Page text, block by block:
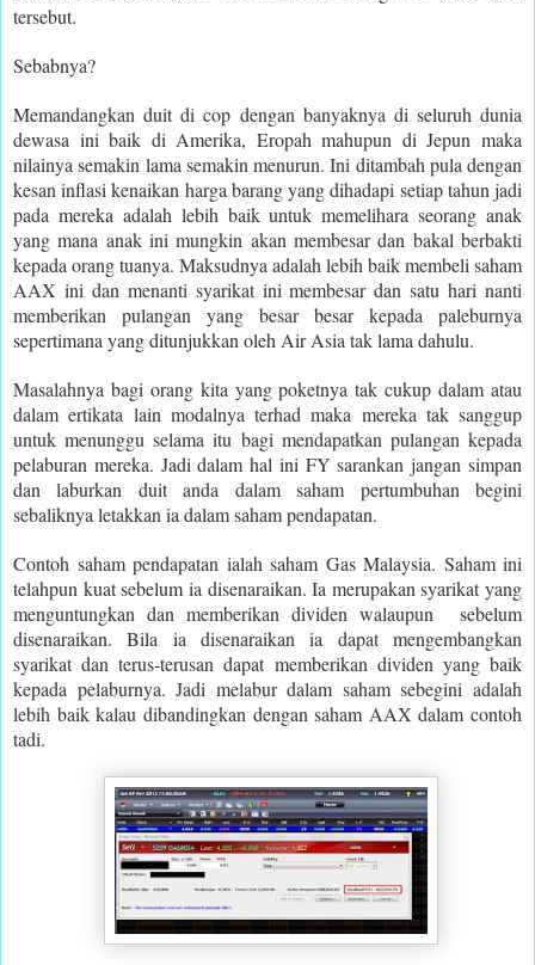
tersebut.
Sebabnya?
Memandangkan duit di cop dengan banyaknya di seluruh dunia
dewasa ini baik di Amerika, Eropah mahupun di Jepun maka
nilainya semakin lama semakin menurun. Ini ditambah pula dengan
kesan inflasi kenaikan harga barang yang dihadapi setiap tahun jadi
pada mereka adalah lebih baik untuk memelihara seorang anak
yang mana anak ini mungkin akan membesar dan bakal berbakti
kepada orang tuanya. Maksudnya adalah lebih baik membeli saham
AAX ini dan menanti syarikat ini membesar dan satu hari nanti
memberikan pulangan yang besar besar kepada paleburnya
sepertimana yang ditunjukkan oleh Air Asia tak lama dahulu.
Masalahnya bagi orang kita yang poketnya tak cukup dalam atau
dalam ertikata lain modalnya terhad maka mereka tak sanggup
untuk menunggu selama itu bagi mendapatkan pulangan kepada
pelaburan mereka. Jadi dalam hal ini FY sarankan jangan simpan
dan laburkan duit anda dalam saham pertumbuhan begini
sebaliknya letakkan ia dalam saham pendapatan.
Contoh saham pendapatan ialah saham Gas Malaysia. Saham ini
telahpun kuat sebelum ia disenaraikan. Ia merupakan syarikat yang
menguntungkan dan memberikan dividen walaupun sebelum
disenaraikan. Bila ia disenaraikan ia dapat mengembangkan
syarikat dan terus-terusan dapat memberikan dividen yang baik
kepada pelaburnya. Jadi melabur dalam saham sebegini adalah
lebih baik kalau dibandingkan dengan saham AAX dalam contoh
tadi.